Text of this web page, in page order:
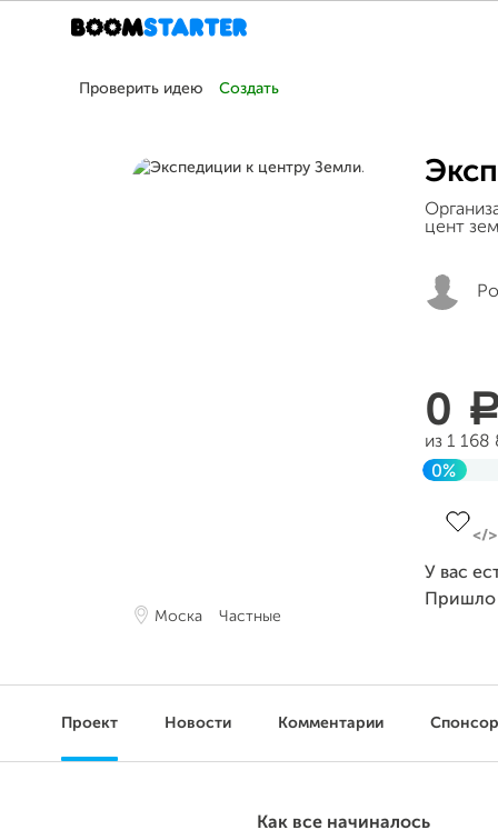
Проверить идею Создать
Моска Частные
цент
0
из 1 168
0%
У вас
Проект Новости Комментарии
Как все начиналось